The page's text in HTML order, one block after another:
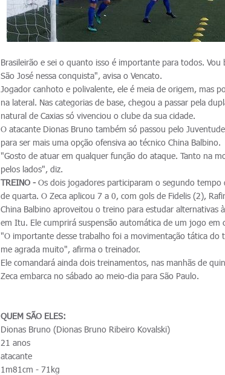
Brasileirão e sei o quanto isso é importante para todos.
São José nessa conquista", avisa o Vencato.
Jogador canhoto e polivalente, ele é meia de origem, mas
na lateral. Nas categorias de base, chegou a passar pela
natural de Caxias só vivenciou o clube da sua cidade.
O atacante Dionas Bruno também só passou pelo
para ser mais uma opção ofensiva ao técnico China Balbino.
"Gosto de atuar em qualquer função do ataque. Tanto na
pelos lados", diz.
TREINO - Os dois jogadores participaram o segundo
de quarta. O Zeca aplicou 7 a 0, com gols de Fidelis (2),
China Balbino aproveitou o treino para estudar alternativas
em Itu. Ele cumprirá suspensão automática de um jogo em
"O importante desse trabalho foi a movimentação tática
me agrada muito", afirma o treinador.
Ele comandará ainda dois treinamentos, nas manhãs de
Zeca embarca no sábado ao meio-dia para São Paulo.
QUEM SÃO ELES:
Dionas Bruno (Dionas Bruno Ribeiro Kovalski)
21 anos
atacante
1m81cm - 71kg